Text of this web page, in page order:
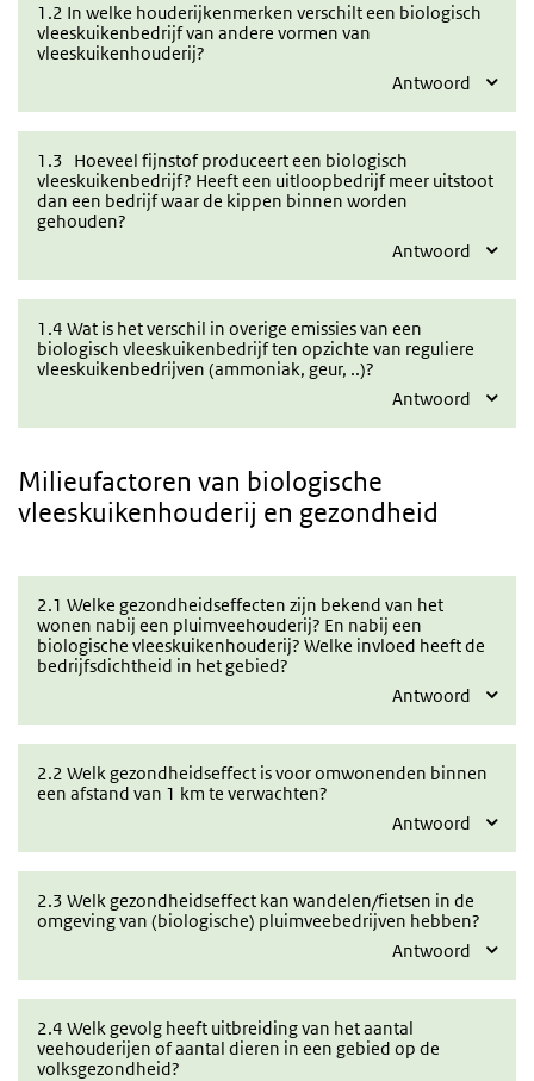
1.2 In welke houderijkenmerken verschilt een biologisch
vleeskuikenbedrijf van andere vormen van
vleeskuikenhouderij?
Antwoord
1.3 Hoeveel fijnstof produceert een biologisch
vleeskuikenbedrijf? Heeft een uitloopbedrijf meer uitstoot
dan een bedrijf waar de kippen binnen worden
gehouden?
Antwoord
1.4 Wat is het verschil in overige emissies van een
biologisch vleeskuikenbedrijf ten opzichte van reguliere
vleeskuikenbedrijven (ammoniak, geur, ..)?
Antwoord
Milieufactoren van biologische
vleeskuikenhouderij en gezondheid
2.1 Welke gezondheidseffecten zijn bekend van het
wonen nabij een pluimveehouderij? En nabij een
biologische vleeskuikenhouderij? Welke invloed heeft de
bedrijfsdichtheid in het gebied?
Antwoord
2.2 Welk gezondheidseffect is voor omwonenden binnen
een afstand van 1 km te verwachten?
Antwoord
2.3 Welk gezondheidseffect kan wandelen/fietsen in de
omgeving van (biologische) pluimveebedrijven hebben?
Antwoord
2.4 Welk gevolg heeft uitbreiding van het aantal
veehouderijen of aantal dieren in een gebied op de
volksgezondheid?